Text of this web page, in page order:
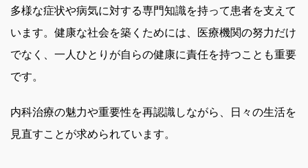
多様な症状や病気に対する専門知識を持って患者を支えて
います。健康な社会を築くためには、医療機関の努力だけ
でなく、一人ひとりが自らの健康に責任を持つことも重要
です。
内科治療の魅力や重要性を再認識しながら、日々の生活を
見直すことが求められています。